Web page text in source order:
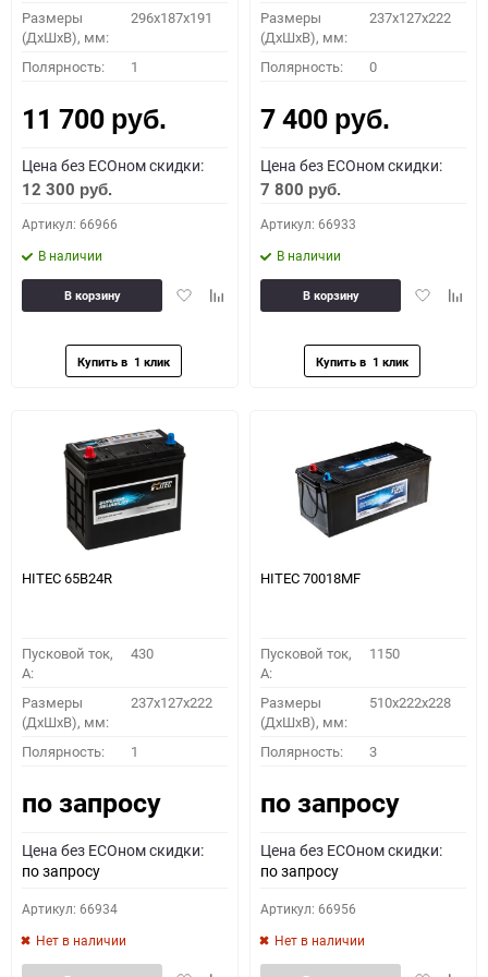
Размеры
(ДхШхВ), мм:
296х187х191
Полярность: 1
11 700 руб.
Цена без ECOном скидки:
12 300 руб.
Артикул: 66966
В наличии
ДобавитьДобавить
В корзину
Размеры
(ДхШхВ), мм:
237x127x222
Полярность: 0
7 400 руб.
Цена без ECOном скидки:
7 800 руб.
Артикул: 66933
В наличии
Добавить
В корзину
HITEC 65B24R
Пусковой ток,
A:
430
Размеры
(ДхШхВ), мм:
237x127x222
Полярность: 1
по запросу
Цена без ECOном скидки:
по запросу
Артикул: 66934
Нет в наличии
HITEC 70018MF
Пусковой ток,
A:
1150
Размеры
(ДхШхВ), мм:
510x222x228
Полярность: 3
по запросу
Цена без ECOном скидки:
по запросу
Артикул: 66956
Нет в наличии